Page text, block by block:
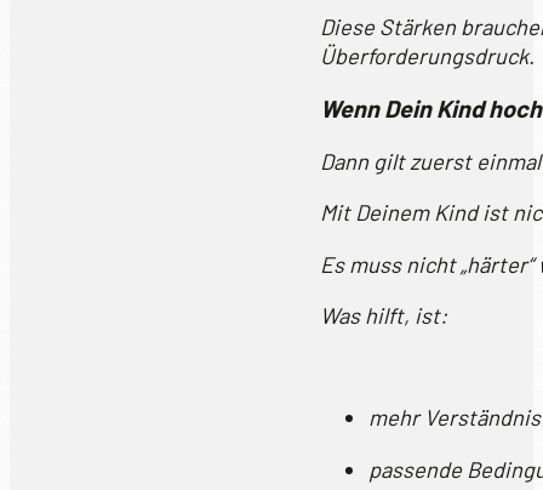
Diese Stärken
Überforderungsdruck.
Wenn Dein Kind
Dann gilt zuerst
Mit Deinem Kind ist
Es muss nicht
Was hilft, ist:
mehr Verständnis
passende